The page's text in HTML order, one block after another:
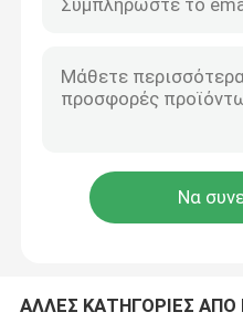
Υψηλό διαφανές
CAM Zirconia CAD
Οξείδιο ζιρκονίου
ΑΛΛΕΣ ΚΑΤΗΓΟΡΙΕΣ ΑΠΟ